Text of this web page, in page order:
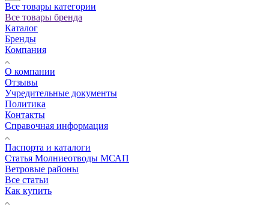
Все товары категории
Все товары бренда
Каталог
Бренды
Компания
О компании
Отзывы
Учредительные документы
Политика
Контакты
Справочная информация
Паспорта и каталоги
Статья Молниеотводы МСАП
Ветровые районы
Все статьи
Как купить